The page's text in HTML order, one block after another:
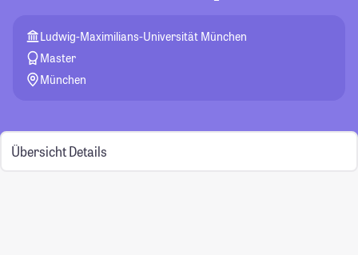
Ludwig-Maximilians-Universität München
Master
München
Übersicht Details